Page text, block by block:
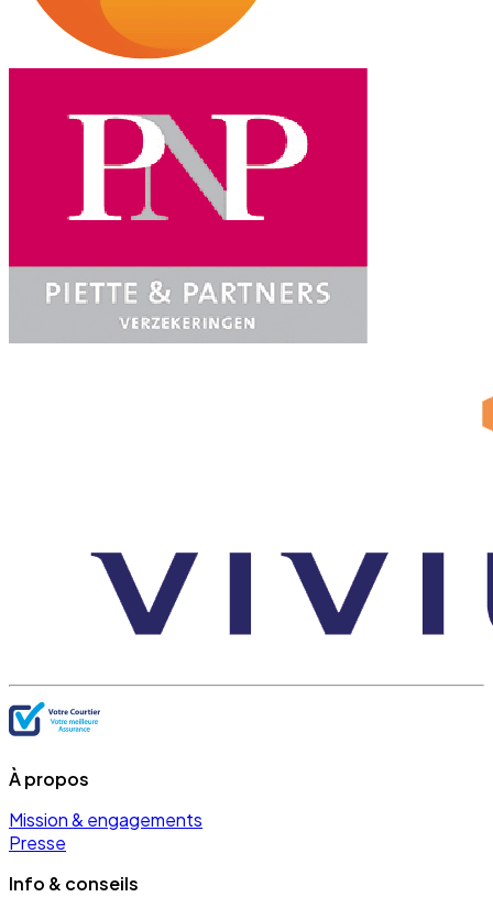
À propos
Mission & engagements
Presse
Info & conseils